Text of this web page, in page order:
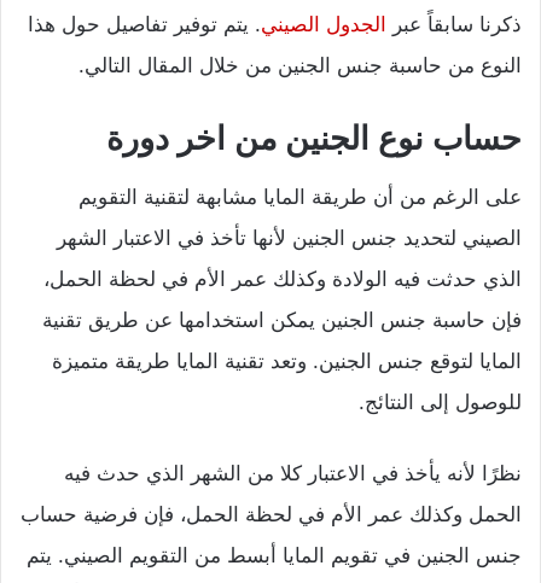
ذكرنا سابقاً عبر الجدول الصيني. يتم توفير تفاصيل حول هذا
النوع من حاسبة جنس الجنين من خلال المقال التالي.
حساب نوع الجنين من اخر دورة
على الرغم من أن طريقة المايا مشابهة لتقنية التقويم
الصيني لتحديد جنس الجنين لأنها تأخذ في الاعتبار الشهر
الذي حدثت فيه الولادة وكذلك عمر الأم في لحظة الحمل،
فإن حاسبة جنس الجنين يمكن استخدامها عن طريق تقنية
المايا لتوقع جنس الجنين. وتعد تقنية المايا طريقة متميزة
للوصول إلى النتائج.
نظرًا لأنه يأخذ في الاعتبار كلا من الشهر الذي حدث فيه
الحمل وكذلك عمر الأم في لحظة الحمل، فإن فرضية حساب
جنس الجنين في تقويم المايا أبسط من التقويم الصيني. يتم